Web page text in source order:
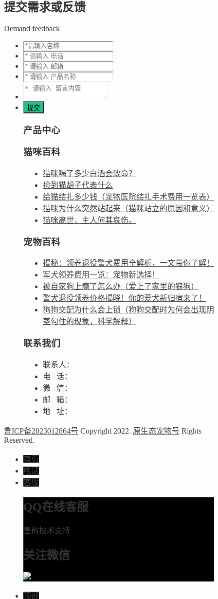
提交需求或反馈
Demand feedback
产品中心
猫咪百科
猫咪喝了多少白酒会致命？
捡到猫胡子代表什么
给猫结扎多少钱（宠物医院结扎手术费用一览表）
猫咪为什么突然站起来（猫咪站立的原因和意义）
猫咪离世，主人何其哀伤。
宠物百科
揭秘：领养退役警犬费用全解析，一文带你了解！
军犬领养费用一览：宠物新选择！
被自家狗上瘾了怎么办（爱上了家里的狼狗）
警犬退役领养价格揭晓！你的爱犬新归宿来了！
狗狗交配为什么会上锁（狗狗交配时为何会出现阴
茎勾住的现象，科学解释）
联系我们
联系人：
电 话：
微 信：
邮 箱：
地 址：
鲁ICP备2023012864号 Copyright 2022. 原生态宠物号 Rights
Reserved.
首页
电话
客服
QQ在线客服
售前技术支持
关注微信
顶部